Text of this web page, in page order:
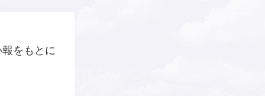
をもとに